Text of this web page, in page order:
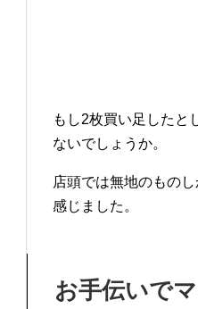
もし2枚買い足したと
ないでしょうか。
店頭では無地のもの
感じました。
お手伝いで